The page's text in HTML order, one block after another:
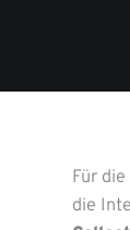
Für
die